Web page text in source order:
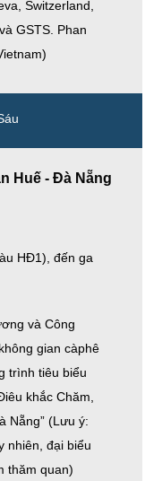
Switzerland,
GSTS. Phan
Huế - Đà Nẵng
HĐ1), đến ga
và Công
gian càphê
trình tiêu biểu
khắc Chăm,
Nẵng” (Lưu ý:
nhiên, đại biểu
thăm quan)